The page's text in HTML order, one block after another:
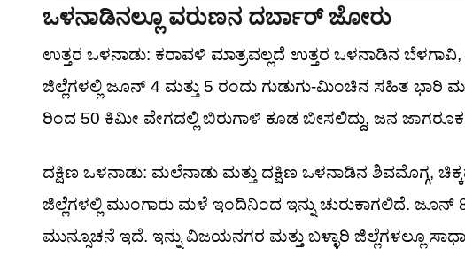
ಒಳನಾಡಿನಲ್ಲೂ ವರುಣನ ದರ್ಬಾರ್ ಜೋರು
ಉತ್ತರ ಒಳನಾಡು: ಕರಾವಳಿ ಮಾತ್ರವಲ್ಲದೆ ಉತ್ತರ ಒಳನಾಡಿನ
ಜಿಲ್ಲೆಗಳಲ್ಲಿ ಜೂನ್ 4 ಮತ್ತು 5 ರಂದು ಗುಡುಗು-ಮಿಂಚಿನ ಸಹಿತ
ರಿಂದ 50 ಕಿಮೀ ವೇಗದಲ್ಲಿ ಬಿರುಗಾಳಿ ಕೂಡ ಬೀಸಲಿದ್ದು, ಜನ
ದಕ್ಷಿಣ ಒಳನಾಡು: ಮಲೆನಾಡು ಮತ್ತು ದಕ್ಷಿಣ ಒಳನಾಡಿನ ಶಿವಮೊಗ್ಗ,
ಜಿಲ್ಲೆಗಳಲ್ಲಿ ಮುಂಗಾರು ಮಳೆ ಇಂದಿನಿಂದ ಇನ್ನು ಚುರುಕಾಗಲಿದೆ.
ಮುನ್ಸೂಚನೆ ಇದೆ. ಇನ್ನು ವಿಜಯನಗರ ಮತ್ತು ಬಳ್ಳಾರಿ ಜಿಲ್ಲೆಗಳಲ್ಲೂ